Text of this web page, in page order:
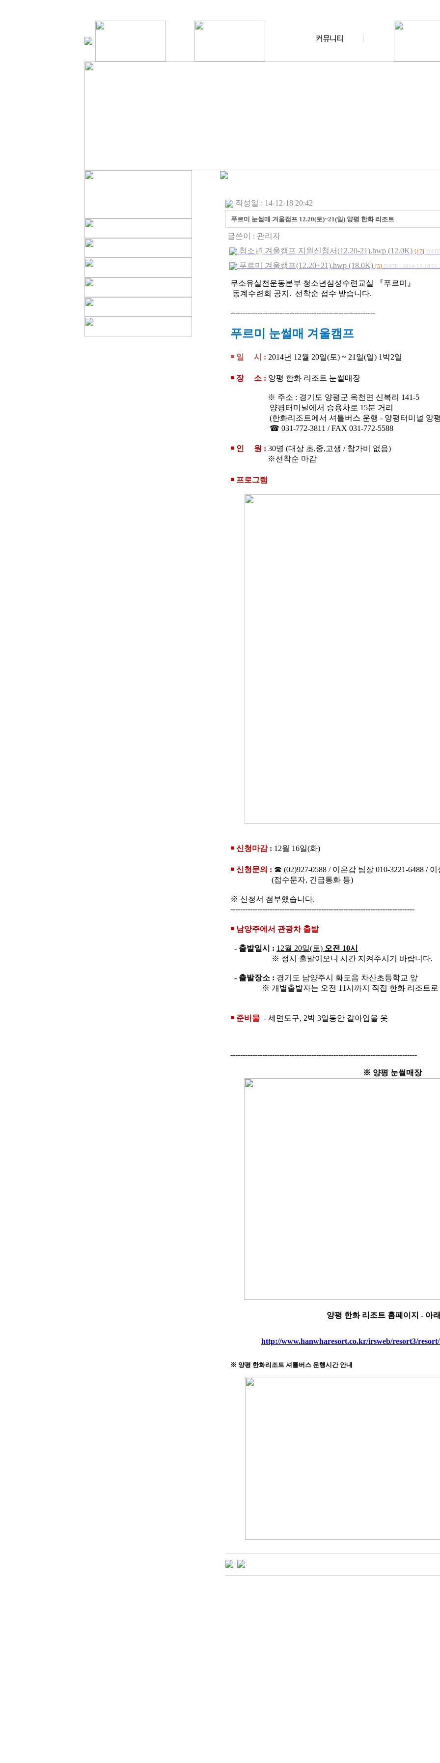
작성일 : 14-12-18 20:42
푸르미 눈썰매 겨울캠프 12.20(토)~21(일) 양평 한화 리조트
글쓴이 : 관리자
청소년 겨울캠프 지원신청서(12.20-21).hwp (12.0K) [17]
푸르미 겨울캠프(12.20~21).hwp (18.0K) [5] DATE : 2014-12-18
무소유실천운동본부 청소년심성수련교실 『푸르미』
동계수련회 공지. 선착순 접수 받습니다.
-----------------------------------------------------------
푸르미 눈썰매 겨울캠프
￭ 일 시 : 2014년 12월 20일(토) ~ 21일(일) 1박2일
￭ 장 소 : 양평 한화 리조트 눈썰매장
※ 주소 : 경기도 양평군 옥천면 신복리 141-5
양평터미널에서 승용차로 15분 거리
(한화리조트에서 셔틀버스 운행 - 양평터미널 양
☎ 031-772-3811 / FAX 031-772-5588
￭ 인 원 : 30명 (대상 초,중,고생 / 참가비 없음)
※선착순 마감
￭ 프로그램
￭ 신청마감 : 12월 16일(화)
￭ 신청문의 : ☎ (02)927-0588 / 이은갑 팀장 010-3221-6488 /
(접수문자, 긴급통화 등)
※ 신청서 첨부했습니다.
---------------------------------------------------------------------------
￭ 남양주에서 관광차 출발
- 출발일시 : 12월 20일(토) 오전 10시
※ 정시 출발이오니 시간 지켜주시기 바랍니다.
- 출발장소 : 경기도 남양주시 화도읍 차산초등학교 앞
※ 개별출발자는 오전 11시까지 직접 한화 리조트
￭ 준비물 - 세면도구, 2박 3일동안 갈아입을 옷
----------------------------------------------------------------------------
※ 양평 눈썰매장
양평 한화 리조트 홈페이지 - 아
http://www.hanwharesort.co.kr/irsweb/resort3/
※ 양평 한화리조트 셔틀버스 운행시간 안내